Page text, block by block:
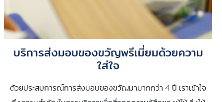
บริการส่งมอบของขวัญพรีเมี่ยมด้วยความ
ใส่ใจ
ด้วยประสบการณ์การส่งมอบของขวัญมามากกว่า 4 ปี เราเข้าใจ